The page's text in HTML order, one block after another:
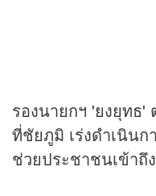
รองนายกฯ 'ยงยุทธ'
ที่ชัยภูมิ เร่งดำเนินก
ช่วยประชาชนเข้าถึ